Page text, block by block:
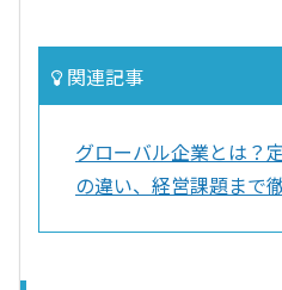
関連記事
グローバル企業とは？
の違い、経営課題まで